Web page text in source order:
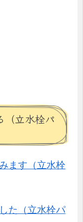
（立水栓パ
ます（立水栓
た（立水栓パ